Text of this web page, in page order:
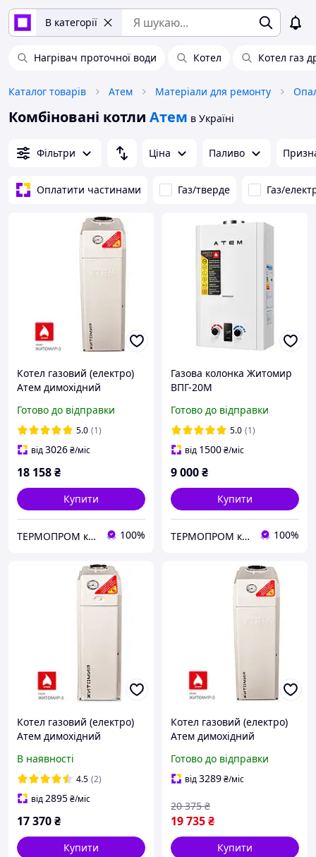
В категорії
Нагрівач проточної води Котел Котел газ
Каталог товарів Атем Матеріали для ремонту
Комбіновані котли Атем в Україні
Фільтри Ціна Паливо
Оплатити частинами Газ/тверде Газ/
Котел газовий (електро)
Атем димохідний
Готово до відправки
5.0 (1)
від3026₴/міс
18 158₴
Купити
TEPMOПРОМ крамниця та інтернет продажі 100%
Газова колонка Житомир
ВПГ-20М
Готово до відправки
5.0 (1)
від 1500₴/міс
9 000₴
Купити
TEPMOПРОМ крамниця та інтернет продажі 100%
Котел газовий (електро)
Атем димохідний
В наявності
4.5 (2)
від2895₴/міс
17 370₴
Купити
Котел газовий (електро)
Атем димохідний
Готово до відправки
від3289₴/міс
19 735₴
20 375 ₴
Купити